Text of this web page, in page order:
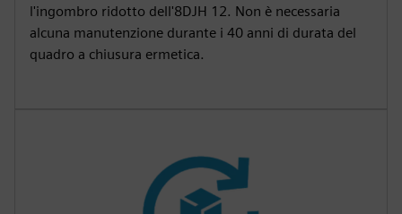
l'ingombro ridotto dell'8DJH 12. Non è necessaria
alcuna manutenzione durante i 40 anni di durata del
quadro a chiusura ermetica.